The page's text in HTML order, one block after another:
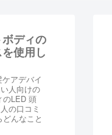
ボディの
使用し
アデバイ
人向けの
のLED 頭
の口コミ
んなこと